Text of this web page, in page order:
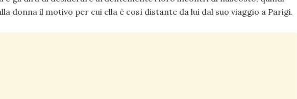
donna il motivo per cui ella è così distante da lui dal suo viaggio a Parigi.